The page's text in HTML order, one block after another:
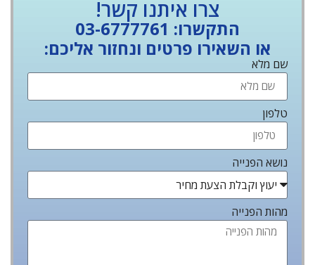
צרו איתנו קשר!
התקשרו: 03-6777761
או השאירו פרטים ונחזור אליכם:
שם מלא
טלפון
נושא הפנייה
מהות הפנייה